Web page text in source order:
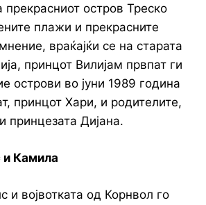
прекрасниот остров Треско
плажи и прекрасните
враќајќи се на старата
принцот Вилијам првпат ги
острови во јуни 1989 година
принцот Хари, и родителите,
принцезата Дијана.
и Камила
и војвотката од Корнвол го